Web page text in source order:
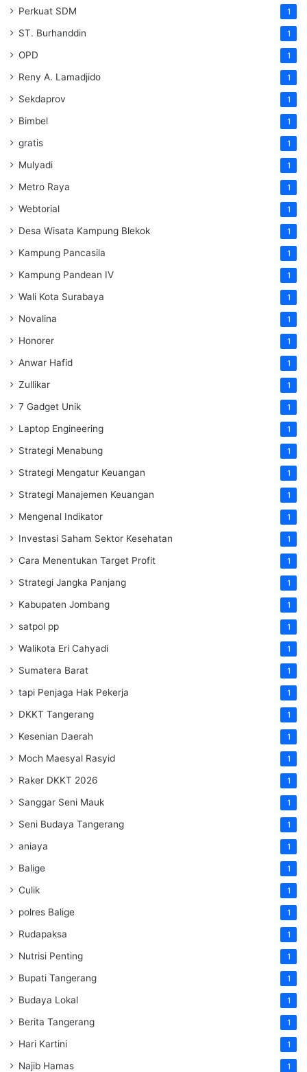
Perkuat SDM 1
ST. Burhanddin 1
OPD 1
Reny A. Lamadjido 1
Sekdaprov 1
Bimbel 1
gratis 1
Mulyadi 1
Metro Raya 1
Webtorial 1
Desa Wisata Kampung Blekok 1
Kampung Pancasila 1
Kampung Pandean IV 1
Wali Kota Surabaya 1
Novalina 1
Honorer 1
Anwar Hafid 1
Zullikar 1
7 Gadget Unik 1
Laptop Engineering 1
Strategi Menabung 1
Strategi Mengatur Keuangan 1
Strategi Manajemen Keuangan 1
Mengenal Indikator 1
Investasi Saham Sektor Kesehatan 1
Cara Menentukan Target Profit 1
Strategi Jangka Panjang 1
Kabupaten Jombang 1
satpol pp 1
Walikota Eri Cahyadi 1
Sumatera Barat 1
tapi Penjaga Hak Pekerja 1
DKKT Tangerang 1
Kesenian Daerah 1
Moch Maesyal Rasyid 1
Raker DKKT 2026 1
Sanggar Seni Mauk 1
Seni Budaya Tangerang 1
aniaya 1
Balige 1
Culik 1
polres Balige 1
Rudapaksa 1
Nutrisi Penting 1
Bupati Tangerang 1
Budaya Lokal 1
Berita Tangerang 1
Hari Kartini 1
Najib Hamas 1